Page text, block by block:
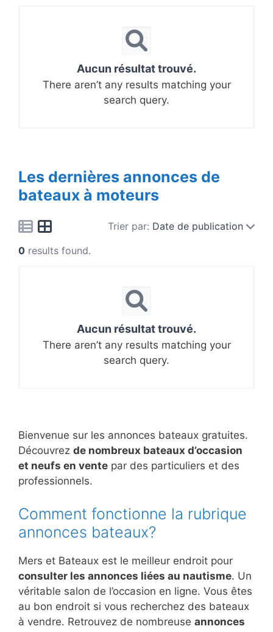
Aucun résultat trouvé.
There aren’t any results matching your
search query.
Les dernières annonces de
bateaux à moteurs
Trier par: Date de publication
0 results found.
Aucun résultat trouvé.
There aren’t any results matching your
search query.
Bienvenue sur les annonces bateaux gratuites.
Découvrez de nombreux bateaux d’occasion
et neufs en vente par des particuliers et des
professionnels.
Comment fonctionne la rubrique
annonces bateaux?
Mers et Bateaux est le meilleur endroit pour
consulter les annonces liées au nautisme. Un
véritable salon de l’occasion en ligne. Vous êtes
au bon endroit si vous recherchez des bateaux
à vendre. Retrouvez de nombreuse annonces